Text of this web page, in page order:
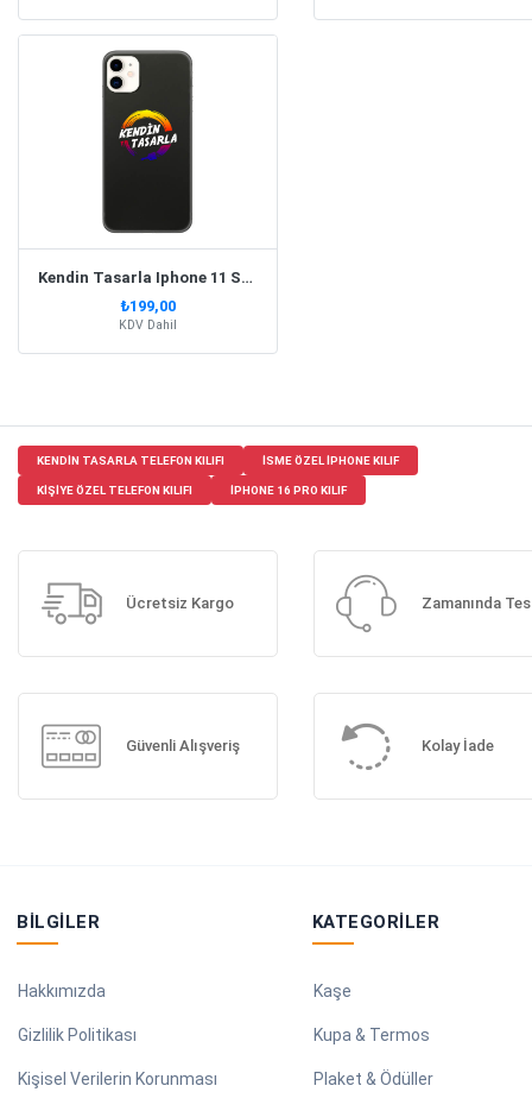
Kendin Tasarla Iphone 11 Siyah Kılıf
₺199,00
KDV Dahil
KENDIN TASARLA TELEFON KILIFI ISME ÖZEL IPHONE KILIF
KIŞIYE ÖZEL TELEFON KILIFI IPHONE 16 PRO KILIF
Ücretsiz Kargo Zamanında
Güvenli Alışveriş Kolay İade
BILGILER
Hakkımızda
Gizlilik Politikası
Kişisel Verilerin Korunması
KATEGORILER
Kaşe
Kupa & Termos
Plaket & Ödüller